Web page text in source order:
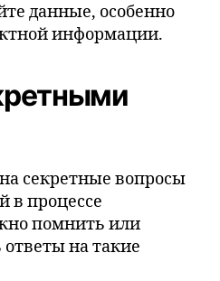
данные, особенно
информации.
секретные вопросы
в процессе
помнить или
на такие